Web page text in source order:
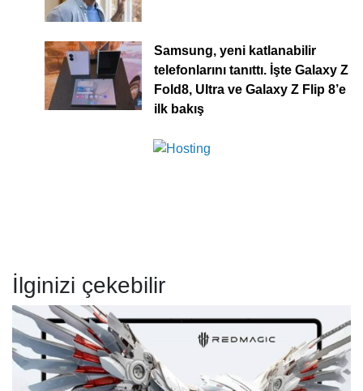
Samsung, yeni katlanabilir
telefonlarını tanıttı. İşte Galaxy Z
Fold8, Ultra ve Galaxy Z Flip 8’e
ilk bakış
İlginizi çekebilir